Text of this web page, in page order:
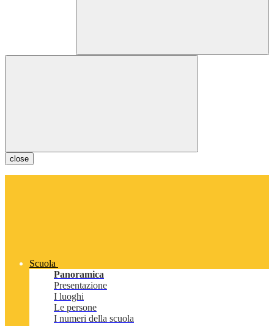
close
Scuola
Panoramica
Presentazione
I luoghi
Le persone
I numeri della scuola